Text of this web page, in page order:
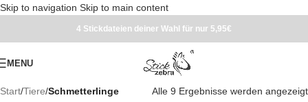
Skip to navigation Skip to main content
4 Stickdateien deiner Wahl für nur 5,95€
MENU
Start/Tiere/Schmetterlinge Alle 9 Ergebnisse werden angezeigt